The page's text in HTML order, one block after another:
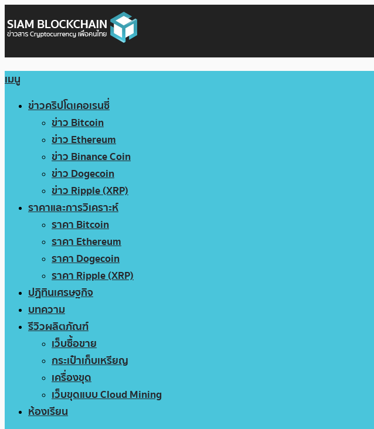
เมนู
ข่าวคริปโตเคอเรนซี่
ข่าว Bitcoin
ข่าว Ethereum
ข่าว Binance Coin
ข่าว Dogecoin
ข่าว Ripple (XRP)
ราคาและการวิเคราะห์
ราคา Bitcoin
ราคา Ethereum
ราคา Dogecoin
ราคา Ripple (XRP)
ปฏิทินเศรษฐกิจ
บทความ
รีวิวผลิตภัณฑ์
เว็บซื้อขาย
กระเป๋าเก็บเหรียญ
เครื่องขุด
เว็บขุดแบบ Cloud Mining
ห้องเรียน